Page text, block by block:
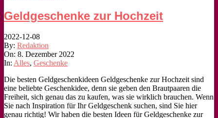
Geldgeschenke zur Hochzeit
2022-12-08
By: Redaktion
On: 8. Dezember 2022
In: Alles, Geschenke
Die besten Geldgeschenkideen Geldgeschenke zur Hochzeit sind
eine beliebte Geschenkidee, denn sie geben den Brautpaaren die
Freiheit, sich genau das zu kaufen, was sie wirklich brauchen. Wenn
Sie nach Inspiration für Ihr Geldgeschenk suchen, sind Sie hier
genau richtig! Wir haben die besten Ideen für Geldgeschenke zur